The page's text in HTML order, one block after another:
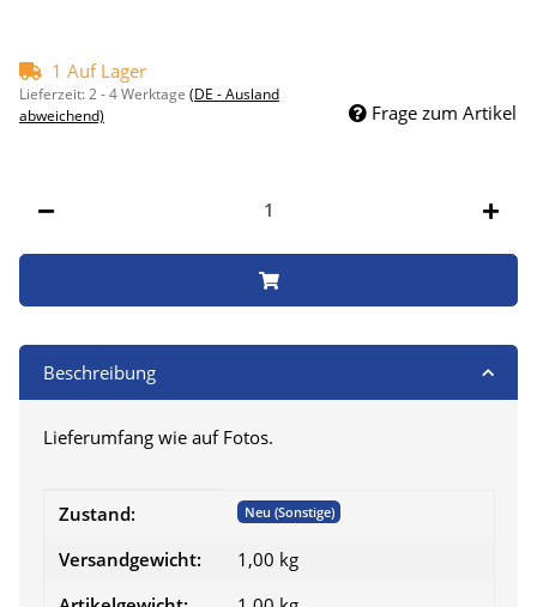
1 Auf Lager
Lieferzeit:2 - 4 Werktage (DE - Ausland
abweichend)
Frage zum Artikel
Beschreibung
Lieferumfang wie auf Fotos.
Produkteigenschaft
Wert
Zustand: Neu (Sonstige)
Versandgewicht:
1,00 kg